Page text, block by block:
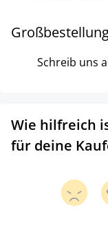
Schreib uns
Wie hilfreich
für deine